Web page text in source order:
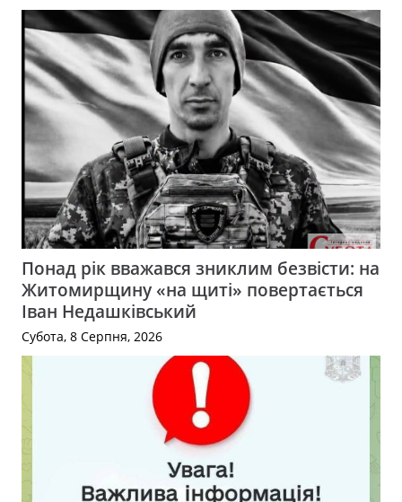
Понад рік вважався зниклим безвісти: на
Житомирщину «на щиті» повертається
Іван Недашківський
Субота, 8 Серпня, 2026